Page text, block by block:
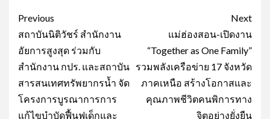
Post
navigation
Previous
สถาบันนิติวัชร์ สำนักงาน
อัยการสูงสุด ร่วมกับ
สำนักงาน กปร. และสถาบัน
สารสนเทศทรัพยากรน้ำ จัด
โครงการบูรณาการการ
แก้ไขบำบัดฟื้นฟูเด็กและ
Next
แม่ฮ่องสอน-เปิดงาน
“Together as One Family”
รวมพลังเครือข่าย 17 จังหวัด
ภาคเหนือ สร้างโอกาสและ
คุณภาพชีวิตคนพิการทาง
จิตอย่างยั่งยืน